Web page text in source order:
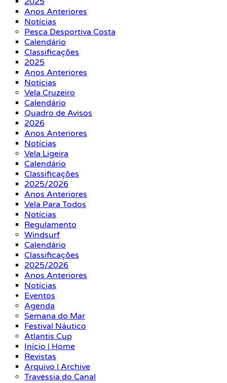
Anos Anteriores
Notícias
Pesca Desportiva Costa
Calendário
Classificações
2025
Anos Anteriores
Notícias
Vela Cruzeiro
Calendário
Quadro de Avisos
2026
Anos Anteriores
Notícias
Vela Ligeira
Calendário
Classificações
2025/2026
Anos Anteriores
Vela Para Todos
Notícias
Regulamento
Windsurf
Calendário
Classificações
2025/2026
Anos Anteriores
Notícias
Eventos
Agenda
Semana do Mar
Festival Náutico
Atlantis Cup
Início | Home
Revistas
Arquivo | Archive
Travessia do Canal